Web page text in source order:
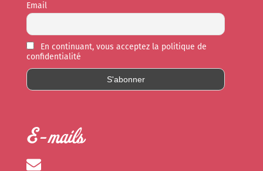
Email
En continuant, vous acceptez la politique de
confidentialité
E-mails